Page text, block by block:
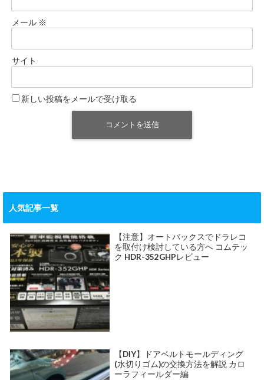
メール ※
サイト
新しい投稿をメールで受け取る
人気記事一覧
【注意】オートバックスでドラレコ
を取付け検討している方へ コムテッ
ク HDR-352GHPレビュー
【DIY】ドアベルトモールディング
(水切りゴム)の交換方法を解説 カロ
ーラフィールダー編